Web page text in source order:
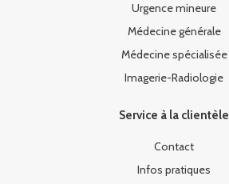
Urgence mineure
Médecine générale
Médecine spécialisée
Imagerie-Radiologie
Service à la clientèle
Contact
Infos pratiques